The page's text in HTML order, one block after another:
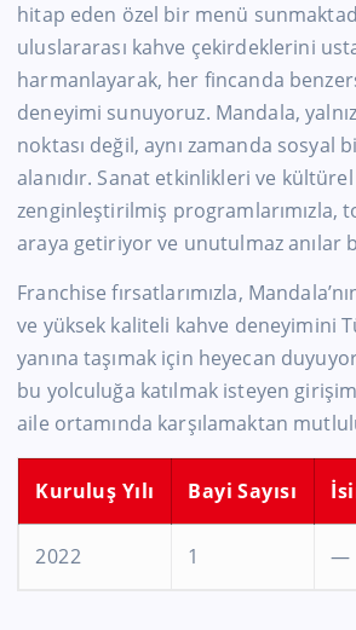
hitap eden özel bir menü
uluslararası kahve çekirdeklerini
harmanlayarak, her fincanda
deneyimi sunuyoruz. Mandala,
noktası değil, aynı zamanda sosyal
alanıdır. Sanat etkinlikleri ve
zenginleştirilmiş programlarımızla,
araya getiriyor ve unutulmaz anılar
Franchise fırsatlarımızla,
ve yüksek kaliteli kahve deneyimini
yanına taşımak için heyecan
bu yolculuğa katılmak isteyen
aile ortamında karşılamaktan
Kuruluş Yılı Bayi Sayısı
2022 1 —